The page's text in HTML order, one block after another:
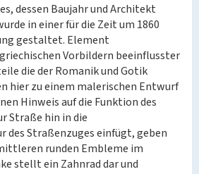
dessen Baujahr und Architekt
in einer für die Zeit um 1860
gestaltet. Element
Vorbildern beeinflusster
die der Romanik und Gotik
hier zu einem malerischen Entwurf
Hinweis auf die Funktion des
Straße hin in die
des Straßenzuges einfügt, geben
runden Embleme im
stellt ein Zahnrad dar und